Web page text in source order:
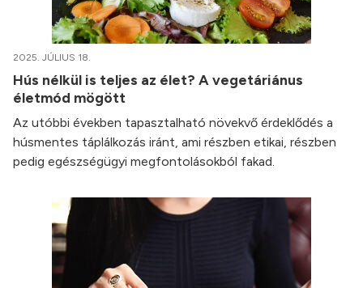
2025. JÚLIUS 18.
Hús nélkül is teljes az élet? A vegetáriánus
életmód mögött
Az utóbbi években tapasztalható növekvő érdeklődés a
húsmentes táplálkozás iránt, ami részben etikai, részben
pedig egészségügyi megfontolásokból fakad.